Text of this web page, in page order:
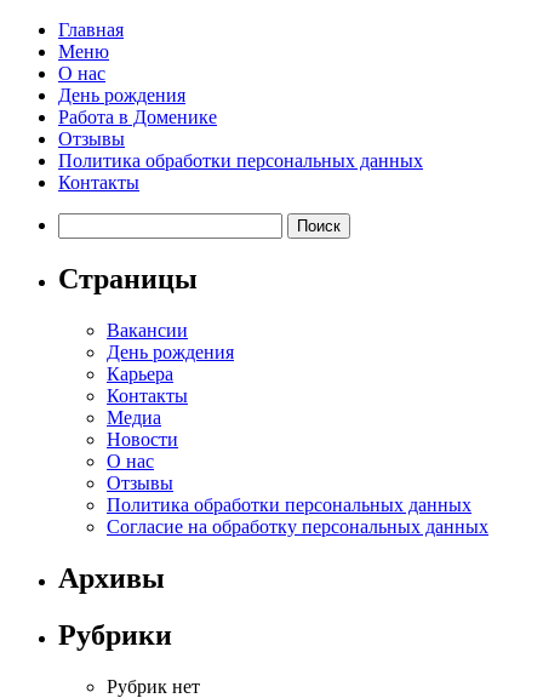
Главная
Меню
О нас
День рождения
Работа в Доменике
Отзывы
Политика обработки персональных данных
Контакты
Страницы
Вакансии
День рождения
Карьера
Контакты
Медиа
Новости
О нас
Отзывы
Политика обработки персональных данных
Согласие на обработку персональных данных
Архивы
Рубрики
Рубрик нет